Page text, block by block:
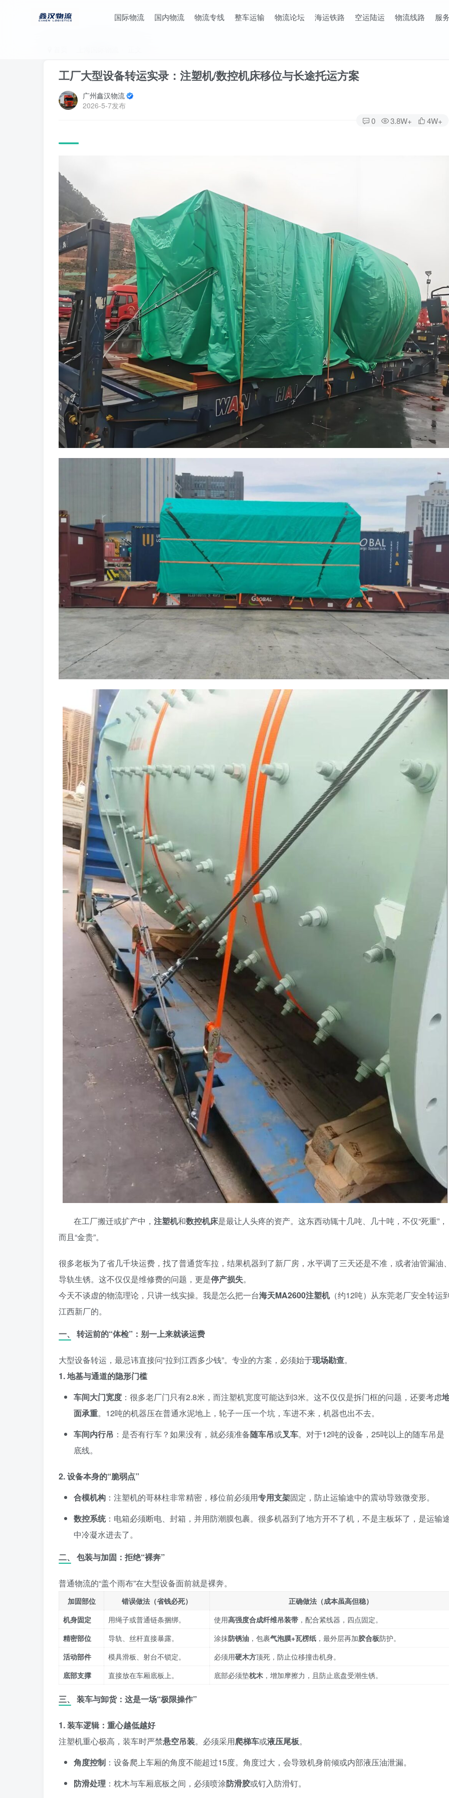
国际物流 国内物流 物流专线 整车运输 物流论坛 海运铁路 空运陆运 物流线路 服
工厂大型设备转运实录：注塑机/数控机床移位与长途托运方案
广州鑫汉物流
2026-5-7发布
0 3.8W+ 4W+
在工厂搬迁或扩产中， 注塑机和数控机床是最让人头疼的资产。这东西动辄十几吨、几十吨，不仅“死重”，
而且“金贵”。
很多老板为了省几千块运费，找了普通货车拉，结果机器到了新厂房，水平调了三天还是不准，或者油管漏油
导轨生锈。这不仅仅是维修费的问题，更是停产损失。
今天不谈虚的物流理论，只讲一线实操。我是怎么把一台海天MA2600注塑机（约12吨）从东莞老厂安全转运
江西新厂的。
一、 转运前的“体检”：别一上来就谈运费
大型设备转运，最忌讳直接问“拉到江西多少钱”。专业的方案，必须始于现场勘查。
1. 地基与通道的隐形门槛
车间大门宽度 ：很多老厂门只有2.8米，而注塑机宽度可能达到3米。这不仅仅是拆门框的问题，还要考虑
面承重。12吨的机器压在普通水泥地上，轮子一压一个坑，车进不来，机器也出不去。
车间内行吊 ：是否有行车？如果没有，就必须准备随车吊或叉车。对于12吨的设备，25吨以上的随车吊是
底线。
2. 设备本身的“脆弱点”
合模机构 ：注塑机的哥林柱非常精密，移位前必须用专用支架固定，防止运输途中的震动导致微变形。
数控系统：电箱必须断电、封箱，并用防潮膜包裹。很多机器到了地方开不了机，不是主板坏了，是运输
中冷凝水进去了。
二、 包装与加固：拒绝“裸奔”
普通物流的“盖个雨布”在大型设备面前就是裸奔。
加固部位 错误做法（省钱必死）
正确做法（成本虽高但稳）
机身固定
用绳子或普通链条捆绑。 使用高强度合成纤维吊装带 ，配合紧线器，四点固定。
精密部位
导轨、丝杆直接暴露。 涂抹防锈油 ，包裹气泡膜+瓦楞纸 ，最外层再加胶合板防护。
活动部件
模具滑板、射台不锁定。 必须用硬木方顶死，防止位移撞击机身。
底部支撑
直接放在车厢底板上。 底部必须垫枕木 ，增加摩擦力，且防止底盘受潮生锈。
三、 装车与卸货：这是一场“极限操作”
1. 装车逻辑：重心越低越好
注塑机重心极高，装车时严禁悬空吊装。必须采用爬梯车或液压尾板。
角度控制 ：设备爬上车厢的角度不能超过15度。角度过大，会导致机身前倾或内部液压油泄漏。
防滑处理 ：枕木与车厢底板之间，必须喷涂防滑胶或钉入防滑钉。